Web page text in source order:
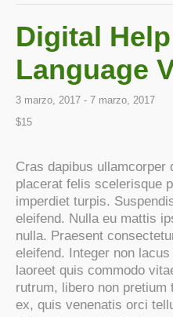
Digital
Language
3 marzo, 2017 - 7 marzo, 2017
$15
Cras dapibus
placerat felis scelerisque
imperdiet turpis.
eleifend. Nulla eu mattis
nulla. Praesent
eleifend. Integer non
laoreet quis commodo
rutrum, libero non
ex, quis venenatis orci